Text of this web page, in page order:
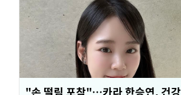
"손 떨림 포착"…카라 한승연, 건강